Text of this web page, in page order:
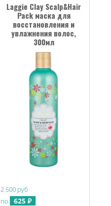
Laggie Clay Scalp&Hair
Pack маска для
восстановления и
увлажнения волос,
300мл
2 500 руб
по
625 ₽